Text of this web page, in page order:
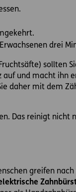
drei
sollten
auf und macht ihn
daher mit dem
Das reinigt nicht
greifen